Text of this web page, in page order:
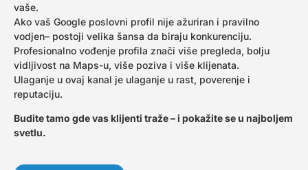
vaše.
Ako vaš Google poslovni profil nije ažuriran i pravilno
vodjen– postoji velika šansa da biraju konkurenciju.
Profesionalno vođenje profila znači više pregleda, bolju
vidljivost na Maps-u, više poziva i više klijenata.
Ulaganje u ovaj kanal je ulaganje u rast, poverenje i
reputaciju.
Budite tamo gde vasklijenti traže – i pokažite se u najboljem
svetlu.